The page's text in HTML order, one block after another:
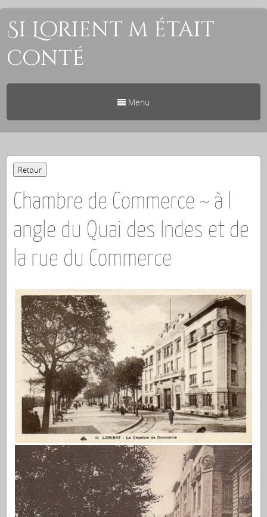
Si Lorient m était
conté
Menu
Chambre de Commerce ~ à l
angle du Quai des Indes et de
la rue du Commerce